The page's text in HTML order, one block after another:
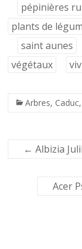
pépinières
plants de
saint aunes
végétaux
Arbres, Caduc,
← Albizia
Acer